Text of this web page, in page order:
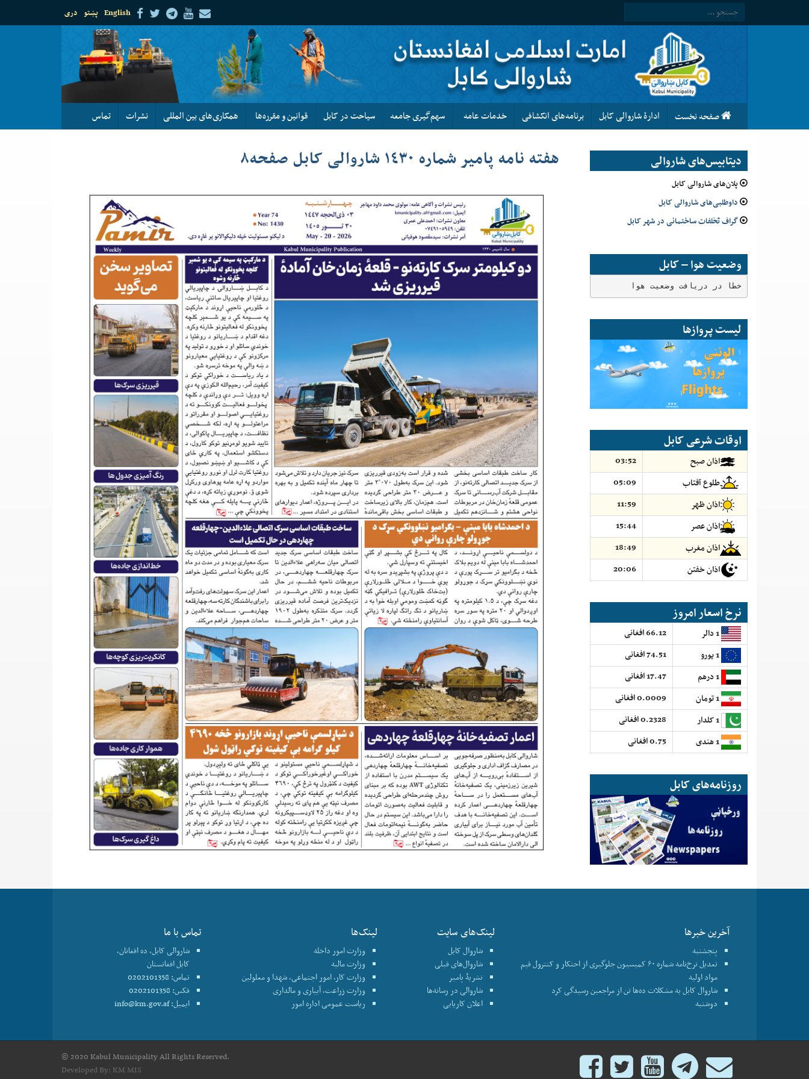
دری پښتو English
صفحه نخست ادارۀ شاروالی کابل برنامه‌های انکشافی خدمات عامه سهم‌گیری جامعه سیاحت در کابل قوانین و مقرره‌ها همکاری‌های بین المللی نشرات تماس
دیتابیس‌های شاروالی
پلان‌های شاروالی کابل
داوطلبی‌های شاروالی کابل
گراف تخلفات ساختمانی در شهر کابل
وضعیت هوا – کابل
خطا در دریافت وضعیت هوا
لیست پروازها
اوقات شرعی کابل
اذان صبح
03:52
طلوع آفتاب
05:09
اذان ظهر
11:59
اذان عصر
15:44
اذان مغرب
18:49
اذان خفتن
20:06
نرخ اسعار امروز
66.12 افغانی
74.51 افغانی
17.47 افغانی
0.0009 افغانی
0.2328 افغانی
0.75 افغانی
روزنامه‌های کابل
هفته نامه پامیر شماره ١٤٣٠ شاروالی کابل صفحه۸
آخرین خبرها
پنجشنبه
تعدیل نرخ‌نامه شماره ۶۰ کمیسیون جلوگیری از احتکار و کنترول قیم
مواد اولیه
شاروال کابل به مشکلات ده‌ها تن از مراجعین رسیدگی کرد
دوشنبه
لینک‌های سایت
شاروال کابل
شاروال‌های قبلی
نشریۀ پامیر
شاروالی در رسانه‌ها
اعلان کاریابی
لینک‌ها
وزارت امور داخله
وزارت مالیه
وزارت کار، امور اجتماعی، شهدا و معلولین
وزارت زراعت، آبیاری و مالداری
ریاست عمومی اداره امور
تماس با ما
شاروالی کابل، ده افغانان،
کابل افغانستان
تماس: 0202101358
فکس: 0202101358
ایمیل:info@km.gov.af
© 2020 Kabul Municipality All Rights Reserved.
Developed By: KM MIS